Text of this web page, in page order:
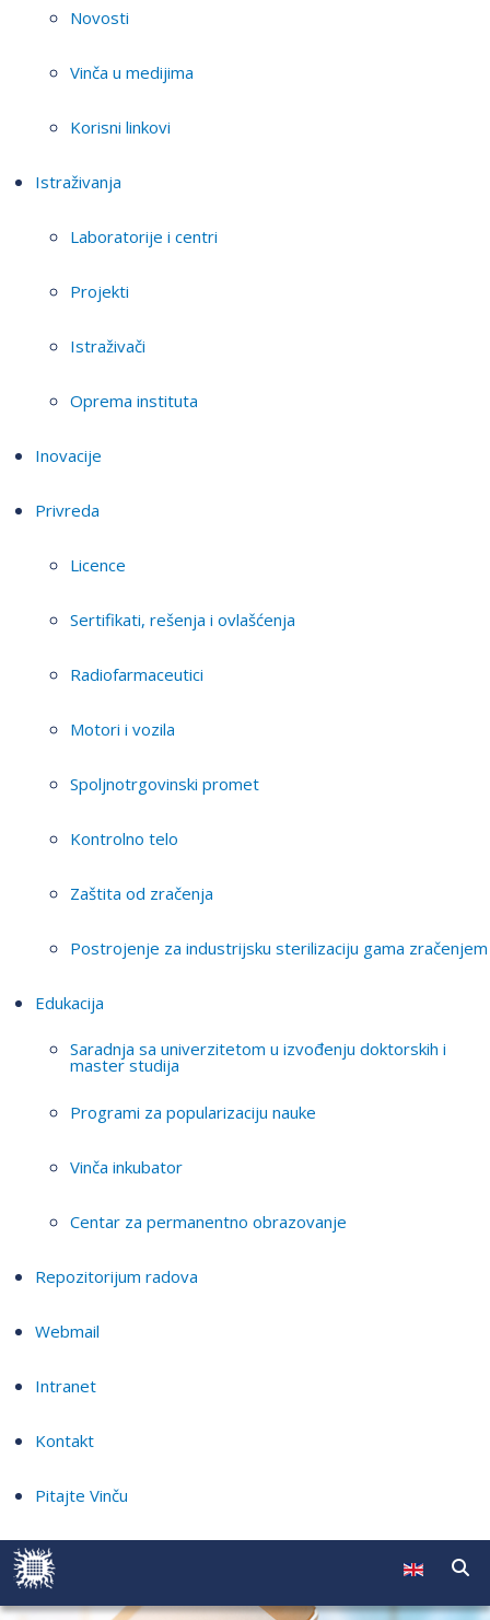
Novosti
Vinča u medijima
Korisni linkovi
Istraživanja
Laboratorije i centri
Projekti
Istraživači
Oprema instituta
Inovacije
Privreda
Licence
Sertifikati, rešenja i ovlašćenja
Radiofarmaceutici
Motori i vozila
Spoljnotrgovinski promet
Kontrolno telo
Zaštita od zračenja
Postrojenje za industrijsku sterilizaciju gama zračenjem
Edukacija
Saradnja sa univerzitetom u izvođenju doktorskih i
master studija
Programi za popularizaciju nauke
Vinča inkubator
Centar za permanentno obrazovanje
Repozitorijum radova
Webmail
Intranet
Kontakt
Pitajte Vinču